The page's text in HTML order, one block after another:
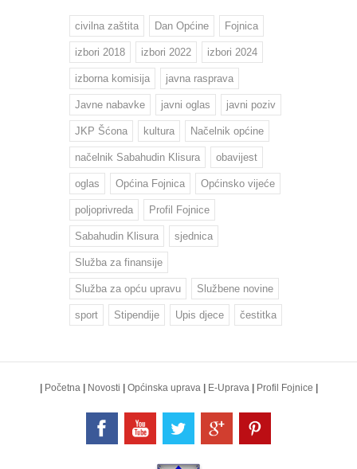
civilna zaštita Dan Općine Fojnica
izbori 2018 izbori 2022 izbori 2024
izborna komisija javna rasprava
Javne nabavke javni oglas javni poziv
JKP Šćona kultura Načelnik općine
načelnik Sabahudin Klisura obavijest
oglas Općina Fojnica Općinsko vijeće
poljoprivreda Profil Fojnice
Sabahudin Klisura sjednica
Služba za finansije
Služba za opću upravu Službene novine
sport Stipendije Upis djece čestitka
| Početna | Novosti | Općinska uprava | E-Uprava | Profil Fojnice |